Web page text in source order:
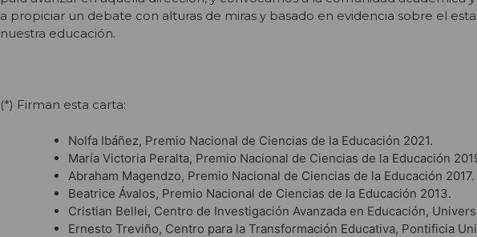
a propiciar un debate con alturas de miras y basado en evidencia sobre el
nuestra educación.
(*) Firman esta carta:
Nolfa Ibáñez, Premio Nacional de Ciencias de la Educación 2021.
María Victoria Peralta, Premio Nacional de Ciencias de la Educación
Abraham Magendzo, Premio Nacional de Ciencias de la Educación 2017.
Beatrice Ávalos, Premio Nacional de Ciencias de la Educación 2013.
Cristian Bellei, Centro de Investigación Avanzada en Educación,
Ernesto Treviño, Centro para la Transformación Educativa, Pontificia